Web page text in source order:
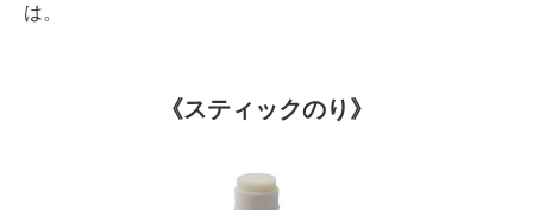
は。
《スティックのり》